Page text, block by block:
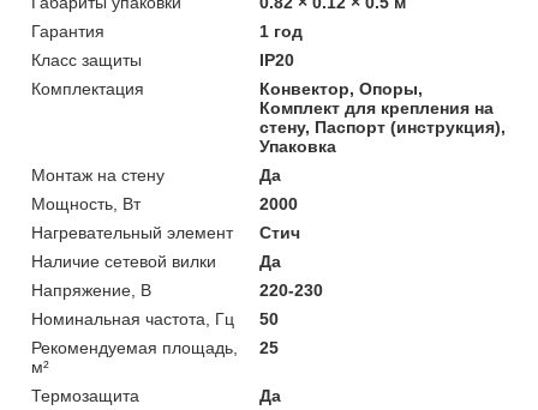
Гарантия
1 год
Класс защиты
IP20
Комплектация
Конвектор, Опоры,
Комплект для крепления на
стену, Паспорт (инструкция),
Упаковка
Монтаж на стену
Да
Мощность, Вт
2000
Нагревательный элемент
Стич
Наличие сетевой вилки
Да
Напряжение, В
220-230
Номинальная частота, Гц
50
Рекомендуемая площадь,
м²
25
Термозащита
Да